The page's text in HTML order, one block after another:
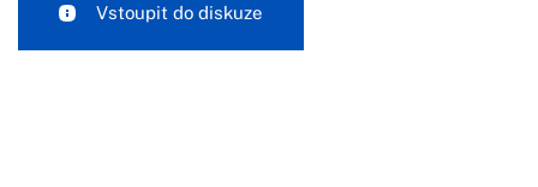
Vstoupit do diskuze